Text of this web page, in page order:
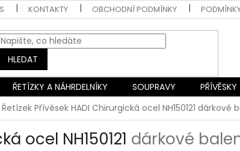
KONTAKTY OBCHODNÍ PODMÍNKY
HLEDAT
ŘETÍZKY A NÁHRDELNÍKY SOUPRAVY PŘÍVĚSKY
Řetízek Přívěsek HADI Chirurgická ocel NH150121 dárkové
ocel NH150121 dárkové